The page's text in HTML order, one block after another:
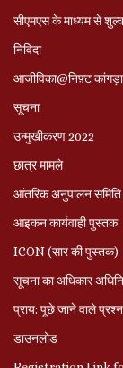
सीएमएस के माध्यम से
निविदा
आजीविका@निफ़्ट कांगड़ा
सूचना
उन्मुखीकरण 2022
छात्र मामले
आंतरिक अनुपालन
आइकन कार्यवाही पुस्तक
ICON (सार की पुस्तक)
सूचना का अधिकार
प्राय: पूछे जाने वाले प्रश्‍न
डाउनलोड